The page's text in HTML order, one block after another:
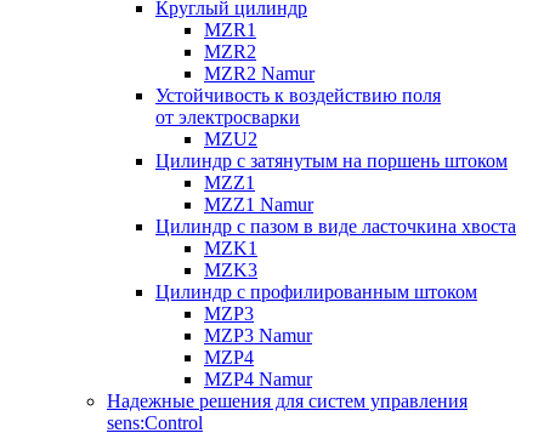
Круглый цилиндр
MZR1
MZR2
MZR2 Namur
Устойчивость к воздействию поля
от электросварки
MZU2
Цилиндр с затянутым на поршень штоком
MZZ1
MZZ1 Namur
Цилиндр с пазом в виде ласточкина хвоста
MZK1
MZK3
Цилиндр с профилированным штоком
MZP3
MZP3 Namur
MZP4
MZP4 Namur
Надежные решения для систем управления
sens:Control